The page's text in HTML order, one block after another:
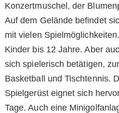
Konzertmuschel, der
Auf dem Gelände befindet
mit vielen
Kinder bis 12 Jahre. Aber
sich spielerisch betätigen,
Basketball und Tischtennis.
Spielgerüst eignet sich
Tage. Auch eine